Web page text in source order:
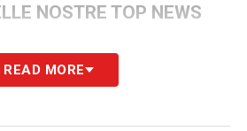
NOSTRE TOP NEWS
READ MORE